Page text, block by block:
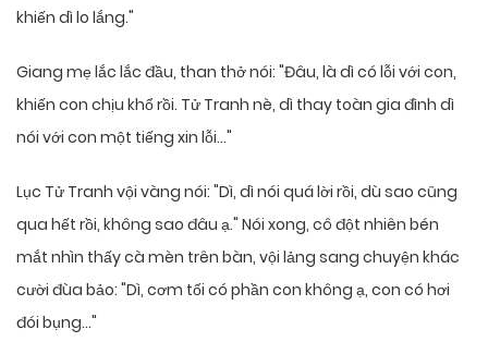
khiến dì lo lắng."
Giang mẹ lắc lắc đầu, than thở nói: "Đâu, là dì có lỗi với con,
khiến con chịu khổ rồi. Tử Tranh nè, dì thay toàn gia đình dì
nói với con một tiếng xin lỗi…"
Lục Tử Tranh vội vàng nói: "Dì, dì nói quá lời rồi, dù sao cũng
qua hết rồi, không sao đâu ạ." Nói xong, cô đột nhiên bén
mắt nhìn thấy cà mèn trên bàn, vội lảng sang chuyện khác
cười đùa bảo: "Dì, cơm tối có phần con không ạ, con có hơi
đói bụng…"